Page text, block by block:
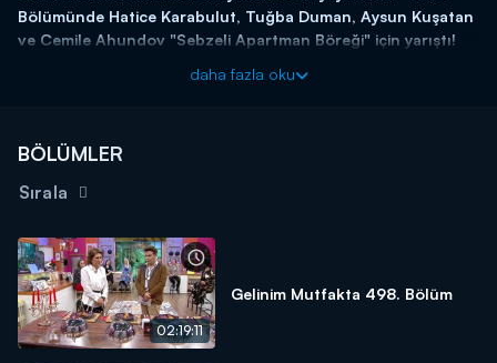
Bölümünde Hatice Karabulut, Tuğba Duman, Aysun Kuşatan
ve Cemile Ahundov "Sebzeli Apartman Böreği" için yarıştı!
Başladığı tarihten itibaren hafta birincilerine 15 altın bilezik ödül
yemek yaparım, altınları kaparım!"
formunu doldurmaya başlayın!
BAŞVURULARINIZ İÇİN WHATSAPP HATTI:
BAŞVURULARINIZ İÇİN WEB
ADRESİ:https://www.kanald.com.tr/gelinim-mutfakta-basvuru-
formu
Gelinim Mutfakta, yeni bölümleriyle hafta içi her gün Kanal
D'de!
daha fazla oku
BÖLÜMLER
Sırala
02:19:11
Gelinim Mutfakta 498. Bölüm